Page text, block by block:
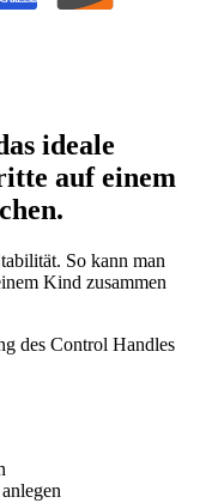
ideale
auf einem
So kann man
Kind zusammen
des Control Handles